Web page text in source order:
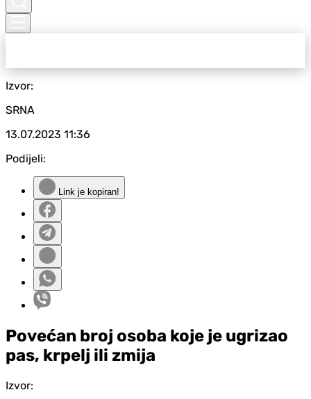
Izvor:
SRNA
13.07.2023 11:36
Podijeli:
Link je kopiran!
Povećan broj osoba koje je ugrizao
pas, krpelj ili zmija
Izvor: